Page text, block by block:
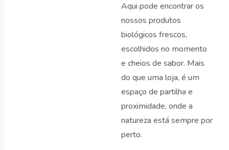
Aqui pode encontrar os
nossos produtos
biológicos frescos,
escolhidos no momento
e cheios de sabor. Mais
do que uma loja, é um
espaço de partilha e
proximidade, onde a
natureza está sempre por
perto.